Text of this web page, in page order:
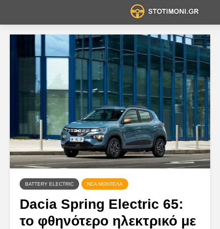
BATTERY ELECTRIC ΝΈΑ ΜΟΝΤΈΛΑ
Dacia Spring Electric 65:
το φθηνότερο ηλεκτρικό με